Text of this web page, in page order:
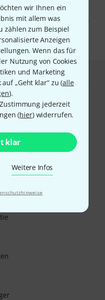
wir Ihnen ein
mit allem was
zählen zum Beispiel
Anzeigen
Wenn das für
Nutzung von Cookies
und Marketing
„Geht klar“ zu (alle
).
jederzeit
(hier) widerrufen.
klar
Weitere Infos
Sie dem Erhalt von E-Mail-
Nutzungsverhaltens zu. Die
Informationen finden Sie in
.
per Nachnahme,
Klarna Sofort bezahlen,